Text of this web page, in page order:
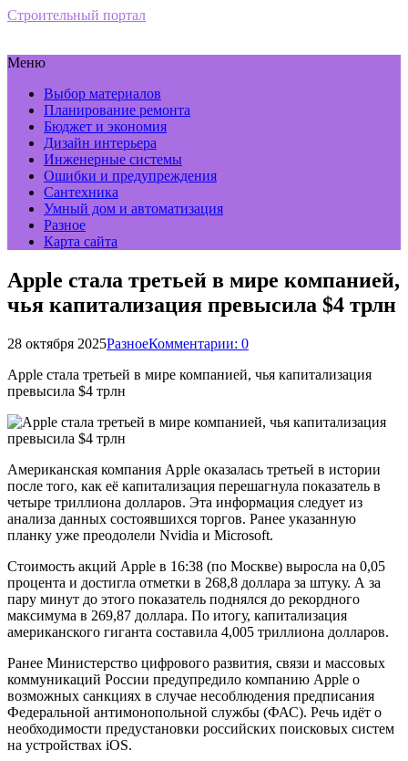
Строительный портал
Меню
Выбор материалов
Планирование ремонта
Бюджет и экономия
Дизайн интерьера
Инженерные системы
Ошибки и предупреждения
Сантехника
Умный дом и автоматизация
Разное
Карта сайта
Apple стала третьей в мире компанией,
чья капитализация превысила $4 трлн
28 октября 2025РазноеКомментарии: 0
Apple стала третьей в мире компанией, чья капитализация
превысила $4 трлн
Американская компания Apple оказалась третьей в истории
после того, как её капитализация перешагнула показатель в
четыре триллиона долларов. Эта информация следует из
анализа данных состоявшихся торгов. Ранее указанную
планку уже преодолели Nvidia и Microsoft.
Стоимость акций Apple в 16:38 (по Москве) выросла на 0,05
процента и достигла отметки в 268,8 доллара за штуку. А за
пару минут до этого показатель поднялся до рекордного
максимума в 269,87 доллара. По итогу, капитализация
американского гиганта составила 4,005 триллиона долларов.
Ранее Министерство цифрового развития, связи и массовых
коммуникаций России предупредило компанию Apple о
возможных санкциях в случае несоблюдения предписания
Федеральной антимонопольной службы (ФАС). Речь идёт о
необходимости предустановки российских поисковых систем
на устройствах iOS.